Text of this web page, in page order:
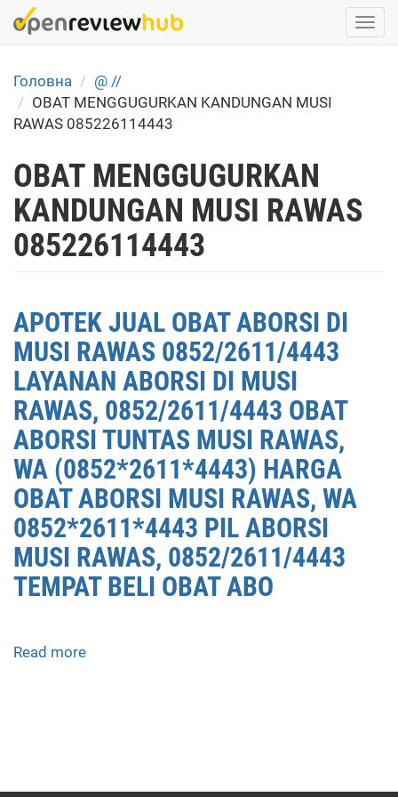
Skip
to
content
Головна
@ //
OBAT MENGGUGURKAN KANDUNGAN MUSI
RAWAS 085226114443
OBAT MENGGUGURKAN
KANDUNGAN MUSI RAWAS
085226114443
APOTEK JUAL OBAT ABORSI DI
MUSI RAWAS 0852/2611/4443
LAYANAN ABORSI DI MUSI
RAWAS, 0852/2611/4443 OBAT
ABORSI TUNTAS MUSI RAWAS,
WA (0852*2611*4443) HARGA
OBAT ABORSI MUSI RAWAS, WA
0852*2611*4443 PIL ABORSI
MUSI RAWAS, 0852/2611/4443
TEMPAT BELI OBAT ABO
Read more